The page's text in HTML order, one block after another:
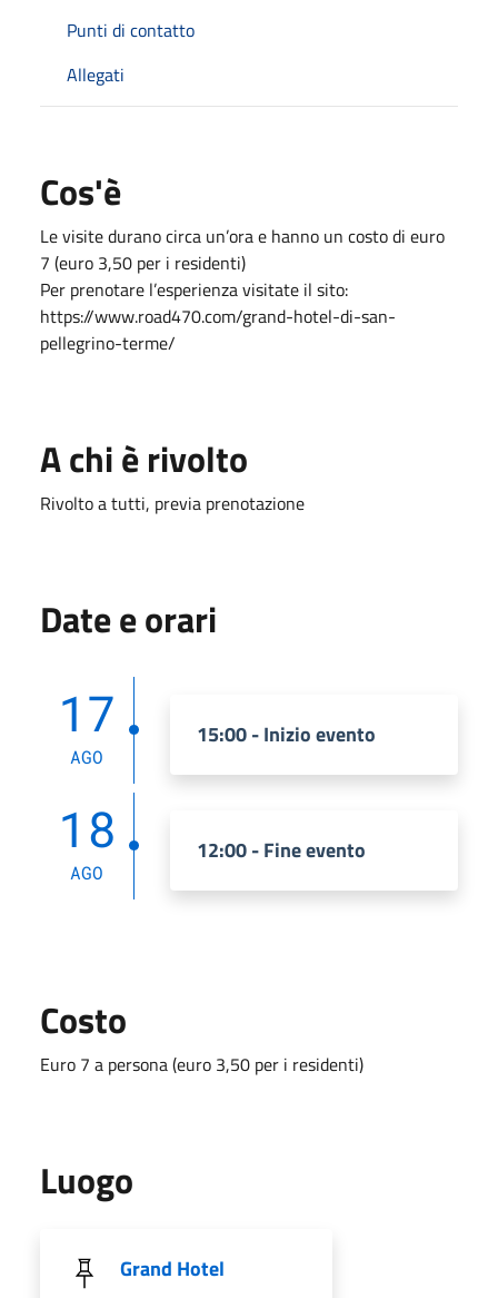
Punti di contatto
Allegati
Cos'è
Le visite durano circa un’ora e hanno un costo di euro
7 (euro 3,50 per i residenti)
Per prenotare l’esperienza visitate il sito:
https://www.road470.com/grand-hotel-di-san-
pellegrino-terme/
A chi è rivolto
Rivolto a tutti, previa prenotazione
Date e orari
17
AGO
15:00 - Inizio evento
18
AGO
12:00 - Fine evento
Costo
Euro 7 a persona (euro 3,50 per i residenti)
Luogo
Grand Hotel